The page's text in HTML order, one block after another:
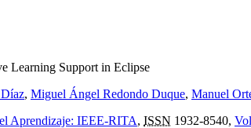
Learning Support in Eclipse
, Miguel Ángel Redondo Duque, Manuel
Aprendizaje: IEEE-RITA, ISSN 1932-8540,